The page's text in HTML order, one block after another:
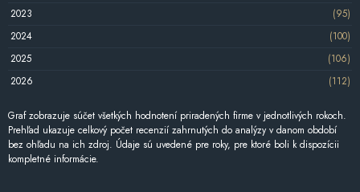
2023
(95)
2024
(100)
2025
(106)
2026
(112)
Graf zobrazuje súčet všetkých hodnotení priradených firme v jednotlivých rokoch.
Prehľad ukazuje celkový počet recenzií zahrnutých do analýzy v danom období
bez ohľadu na ich zdroj. Údaje sú uvedené pre roky, pre ktoré boli k dispozícii
kompletné informácie.